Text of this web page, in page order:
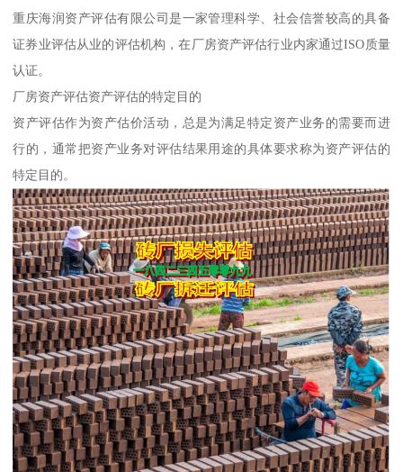
重庆海润资产评估有限公司是一家管理科学、社会信誉较高的具备
证券业评估从业的评估机构，在厂房资产评估行业内家通过ISO质量
认证。
厂房资产评估资产评估的特定目的
资产评估作为资产估价活动，总是为满足特定资产业务的需要而进
行的，通常把资产业务对评估结果用途的具体要求称为资产评估的
特定目的。